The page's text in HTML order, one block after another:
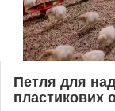
Петля для
пластикових